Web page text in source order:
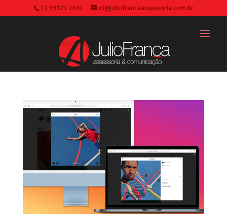
12 99123 2410 oi@juliofrancaassessoria.com.br